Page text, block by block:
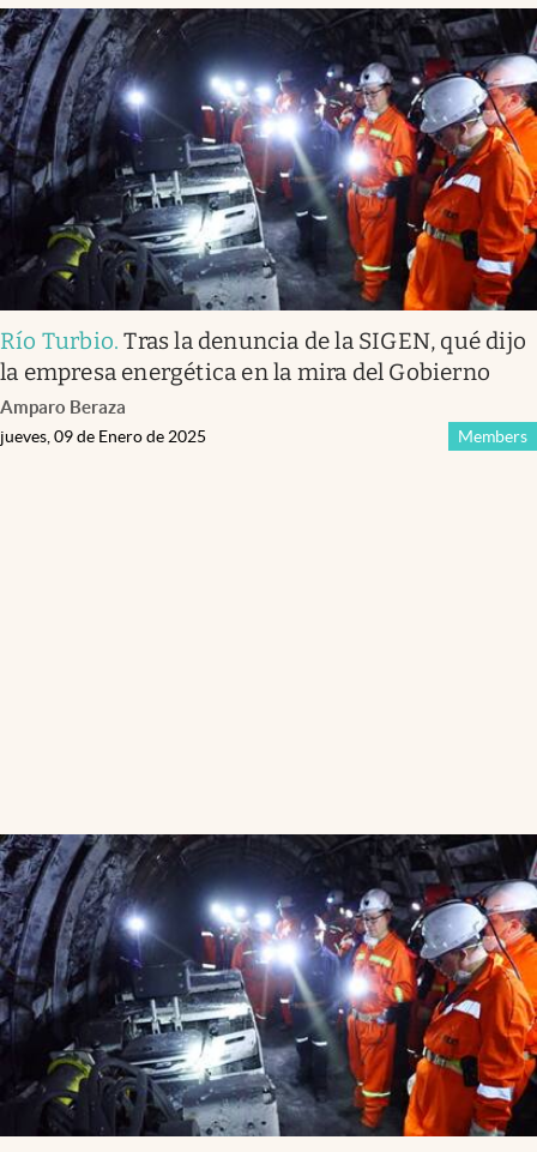
Río Turbio.Tras la denuncia de la SIGEN, qué dijo
la empresa energética en la mira del Gobierno
Amparo Beraza
Members
jueves, 09 de Enero de 2025